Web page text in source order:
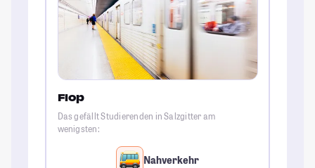
Flop
Das gefällt Studierenden in Salzgitter am
wenigsten:
Nahverkehr